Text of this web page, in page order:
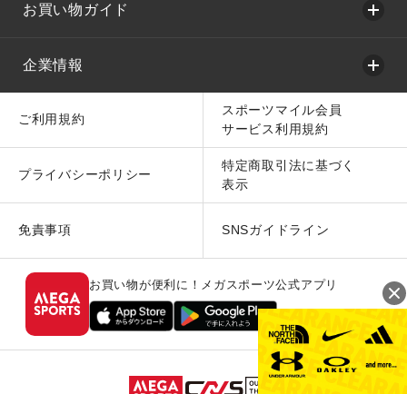
お買い物ガイド
企業情報
ご利用規約
スポーツマイル会員
サービス利用規約
プライバシーポリシー
特定商取引法に基づく
表示
免責事項 SNSガイドライン
お買い物が便利に！メガスポーツ公式アプリ